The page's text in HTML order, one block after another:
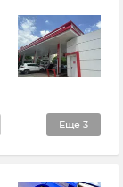
Еще 3